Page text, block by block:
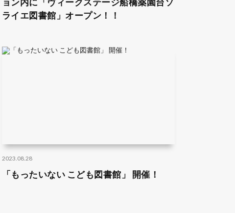
ライエ図書館」オープン！！
2023.08.28
「もったいない こども図書館」 開催！